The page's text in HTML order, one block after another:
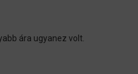
ára ugyanez volt.